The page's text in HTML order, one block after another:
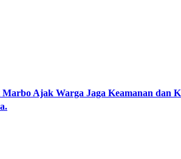
Ajak Warga Jaga Keamanan dan